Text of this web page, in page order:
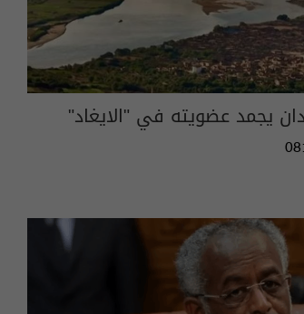
يجمد عضويته في "الايغاد"